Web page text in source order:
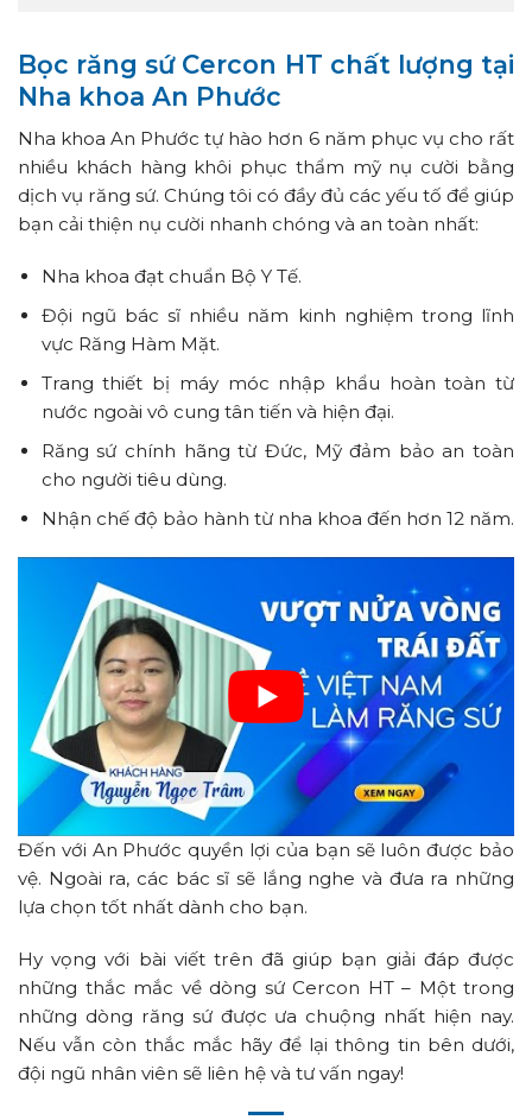
Bọc răng sứ Cercon HT chất lượng tại
Nha khoa An Phước
Nha khoa An Phước tự hào hơn 6 năm phục vụ cho rất
nhiều khách hàng khôi phục thẩm mỹ nụ cười bằng
dịch vụ răng sứ. Chúng tôi có đầy đủ các yếu tố để giúp
bạn cải thiện nụ cười nhanh chóng và an toàn nhất:
Nha khoa đạt chuẩn Bộ Y Tế.
Đội ngũ bác sĩ nhiều năm kinh nghiệm trong lĩnh
vực Răng Hàm Mặt.
Trang thiết bị máy móc nhập khẩu hoàn toàn từ
nước ngoài vô cung tân tiến và hiện đại.
Răng sứ chính hãng từ Đức, Mỹ đảm bảo an toàn
cho người tiêu dùng.
Nhận chế độ bảo hành từ nha khoa đến hơn 12 năm.
Đến với An Phước quyền lợi của bạn sẽ luôn được bảo
vệ. Ngoài ra, các bác sĩ sẽ lắng nghe và đưa ra những
lựa chọn tốt nhất dành cho bạn.
Hy vọng với bài viết trên đã giúp bạn giải đáp được
những thắc mắc về dòng sứ Cercon HT – Một trong
những dòng răng sứ được ưa chuộng nhất hiện nay.
Nếu vẫn còn thắc mắc hãy để lại thông tin bên dưới,
đội ngũ nhân viên sẽ liên hệ và tư vấn ngay!